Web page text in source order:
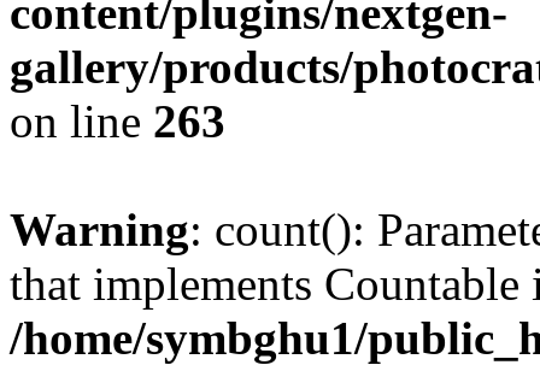
content/plugins/nextgen-
gallery/products/
on line 263
Warning: count():
that implements Countable
/home/symbghu1/